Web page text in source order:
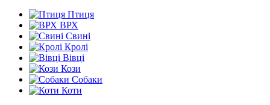
Птиця
ВРХ
Свині
Кролі
Вівці
Кози
Собаки
Коти